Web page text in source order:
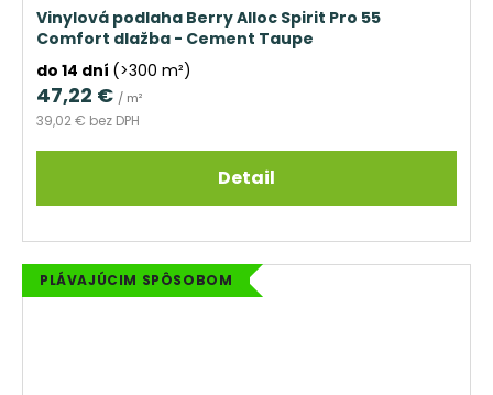
Vinylová podlaha Berry Alloc Spirit Pro 55
Comfort dlažba - Cement Taupe
do 14 dní (>300 m²)
39,02 € bez DPH
47,22 € / m²
Detail
PLÁVAJÚCIM SPÔSOBOM